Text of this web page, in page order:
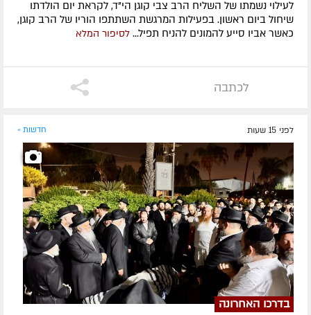
לעילוי נשמתו של השליח הרב צבי קוגן הי"ד, לקראת יום הולדתו
שיחול ביום ראשון. בפעילות המרגשת השתתפו הוריו של הרב קוגן,
כאשר אביו סייע להמונים להניח תפיל... לסיפור המלא
לכתבה
לפני 15 שעות חדשות »
בדרכו האחרונה